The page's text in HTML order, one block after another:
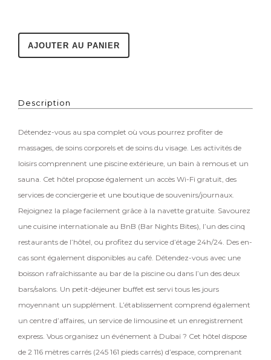
Description
Détendez-vous au spa complet où vous pourrez profiter de
massages, de soins corporels et de soins du visage. Les activités de
loisirs comprennent une piscine extérieure, un bain à remous et un
sauna. Cet hôtel propose également un accès Wi-Fi gratuit, des
services de conciergerie et une boutique de souvenirs/journaux.
Rejoignez la plage facilement grâce à la navette gratuite. Savourez
une cuisine internationale au BnB (Bar Nights Bites), l’un des cinq
restaurants de l’hôtel, ou profitez du service d’étage 24h/24. Des en-
cas sont également disponibles au café. Détendez-vous avec une
boisson rafraîchissante au bar de la piscine ou dans l’un des deux
bars/salons. Un petit-déjeuner buffet est servi tous les jours
moyennant un supplément. L’établissement comprend également
un centre d’affaires, un service de limousine et un enregistrement
express. Vous organisez un événement à Dubaï ? Cet hôtel dispose
de 2 116 mètres carrés (245 161 pieds carrés) d’espace, comprenant
AJOUTER AU PANIER